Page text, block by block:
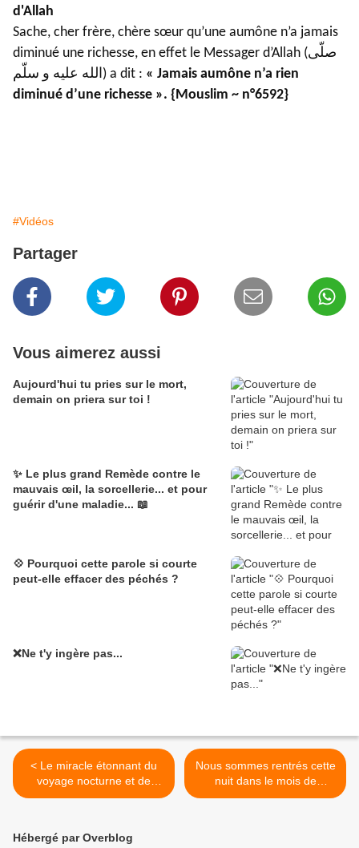
d'Allah
Sache, cher frère, chère sœur qu’une aumône n’a jamais
diminué une richesse, en effet le Messager d’Allah (صلّى
الله عليه و سلّم) a dit : « Jamais aumône n’a rien
diminué d’une richesse ». {Mouslim ~ n°6592}
#Vidéos
Partager
Vous aimerez aussi
Aujourd'hui tu pries sur le mort,
demain on priera sur toi !
✨ Le plus grand Remède contre le
mauvais œil, la sorcellerie... et pour
guérir d'une maladie... 📖
💠 Pourquoi cette parole si courte
peut-elle effacer des péchés ?
❌Ne t'y ingère pas...
< Le miracle étonnant du
voyage nocturne et de
l'ascension
Nous sommes rentrés cette
nuit dans le mois de
Sha'ban où le prophète
Hébergé par Overblog